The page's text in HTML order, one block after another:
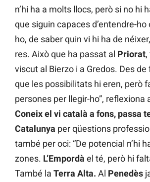
n’hi ha a molts llocs, però si no hi
que siguin capaces d’entendre-
ho, de saber quin vi hi ha de
res. Això que ha passat al Priorat,
viscut al Bierzo i a Gredos. Des
que les possibilitats hi eren, però
persones per llegir-ho”, reflexiona
Coneix el vi català a fons, passa
Catalunya per qüestions
també per oci: “De potencial n’hi
zones. L’Empordà el té, però hi
També la Terra Alta. Al Penedès